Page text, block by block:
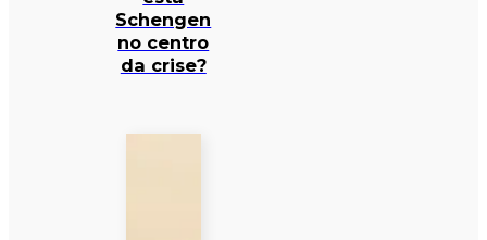
Schengen
no centro
da crise?